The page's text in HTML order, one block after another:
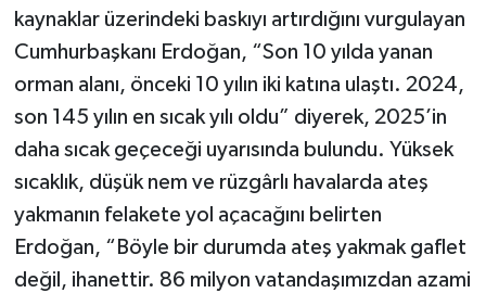
kaynaklar üzerindeki baskıyı artırdığını vurgulayan
Cumhurbaşkanı Erdoğan, “Son 10 yılda yanan
orman alanı, önceki 10 yılın iki katına ulaştı. 2024,
son 145 yılın en sıcak yılı oldu” diyerek, 2025’in
daha sıcak geçeceği uyarısında bulundu. Yüksek
sıcaklık, düşük nem ve rüzgârlı havalarda ateş
yakmanın felakete yol açacağını belirten
Erdoğan, “Böyle bir durumda ateş yakmak gaflet
değil, ihanettir. 86 milyon vatandaşımızdan azami